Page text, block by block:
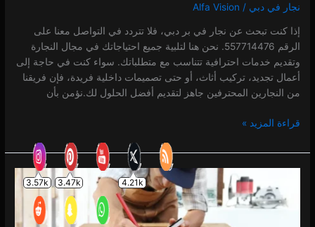
نجار في دبي /
Alfa Vision
إذا كنت تبحث عن نجار في بر دبي، فلا تتردد في التواصل معنا على
الرقم 557714476. نحن هنا لتلبية جميع احتياجاتك في مجال النجارة
وتقديم خدمات احترافية تتناسب مع متطلباتك. سواء كنت في حاجة إلى
أعمال تجديد، تركيب أثاث، أو حتى تصميمات داخلية فريدة، فإن فريقنا
من النجارين المحترفين جاهز لتقديم أفضل الحلول لك.نؤمن بأن
قراءة المزيد »
ديرة